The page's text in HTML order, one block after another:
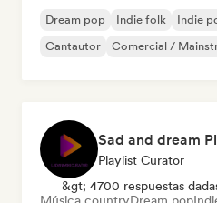
Dream pop Indie folk Indie
Cantautor
Comercial /
Sad and dream
Playlist Curator
&gt; 4700 respuestas